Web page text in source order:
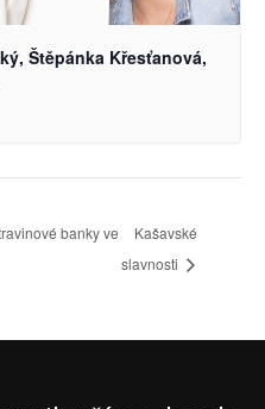
Štěpánka Křesťanová,
banky ve
Kašavské
slavnosti